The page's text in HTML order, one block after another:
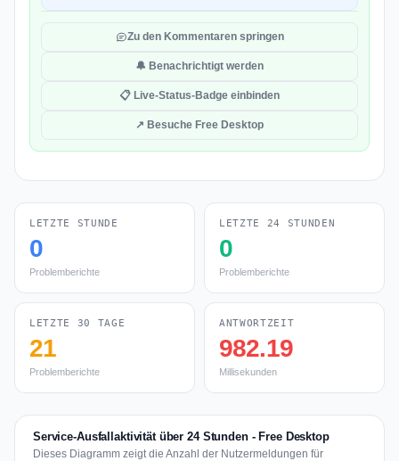
Zu den Kommentaren springen
🔔 Benachrichtigt werden
📋 Live-Status-Badge einbinden
↗ Besuche Free Desktop
LETZTE STUNDE
0
Problemberichte
LETZTE 24 STUNDEN
0
Problemberichte
LETZTE 30 TAGE
21
Problemberichte
ANTWORTZEIT
982.19
Millisekunden
Service-Ausfallaktivität über 24 Stunden - Free Desktop
Dieses Diagramm zeigt die Anzahl der Nutzermeldungen für